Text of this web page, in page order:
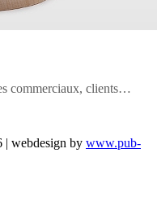
commerciaux, clients…
| webdesign by www.pub-